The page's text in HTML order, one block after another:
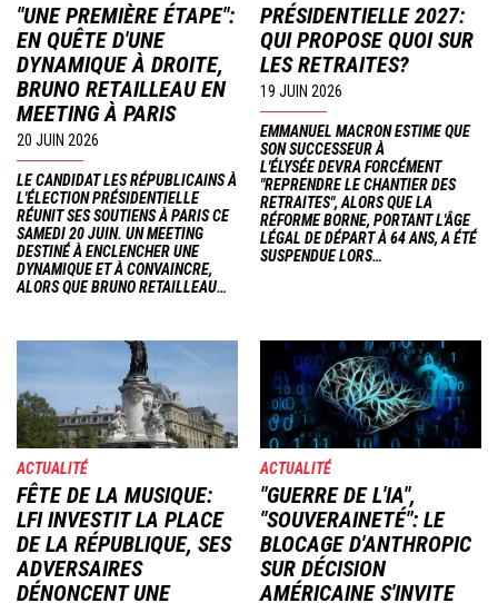
"UNE PREMIÈRE ÉTAPE":
EN QUÊTE D'UNE
DYNAMIQUE À DROITE,
BRUNO RETAILLEAU EN
MEETING À PARIS
20 JUIN 2026
LE CANDIDAT LES RÉPUBLICAINS À
L'ÉLECTION PRÉSIDENTIELLE
RÉUNIT SES SOUTIENS À PARIS CE
SAMEDI 20 JUIN. UN MEETING
DESTINÉ À ENCLENCHER UNE
DYNAMIQUE ET À CONVAINCRE,
ALORS QUE BRUNO RETAILLEAU…
PRÉSIDENTIELLE 2027:
QUI PROPOSE QUOI SUR
LES RETRAITES?
19 JUIN 2026
EMMANUEL MACRON ESTIME QUE
SON SUCCESSEUR À
L'ÉLYSÉE DEVRA FORCÉMENT
"REPRENDRE LE CHANTIER DES
RETRAITES", ALORS QUE LA
RÉFORME BORNE, PORTANT L'ÂGE
LÉGAL DE DÉPART À 64 ANS, A ÉTÉ
SUSPENDUE LORS…
ACTUALITÉ
FÊTE DE LA MUSIQUE:
LFI INVESTIT LA PLACE
DE LA RÉPUBLIQUE, SES
ADVERSAIRES
DÉNONCENT UNE
Image
ACTUALITÉ
"GUERRE DE L'IA",
"SOUVERAINETÉ": LE
BLOCAGE D'ANTHROPIC
SUR DÉCISION
AMÉRICAINE S'INVITE